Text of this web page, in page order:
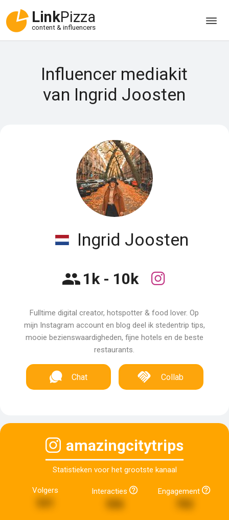
LinkPizza
content & influencers
Influencer mediakit
van Ingrid Joosten
Ingrid Joosten
1k - 10k
Fulltime digital creator, hotspotter & food lover. Op
mijn Instagram account en blog deel ik stedentrip tips,
mooie bezienswaardigheden, fijne hotels en de beste
restaurants.
Chat Collab
amazingcitytrips
Statistieken voor het grootste kanaal
Volgers Interacties
556
Engagement